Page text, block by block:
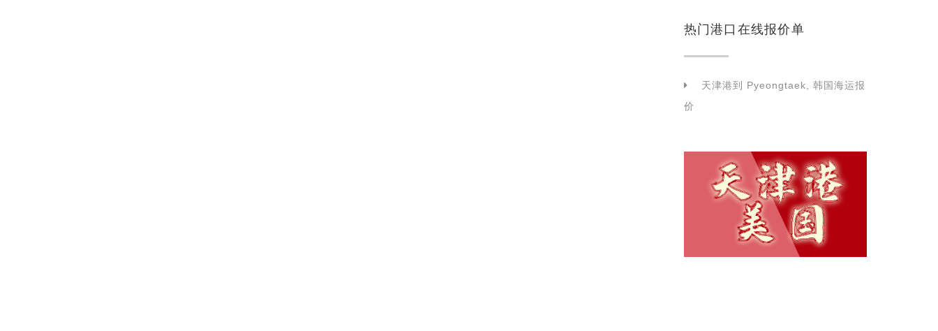
热门港口在线报价单
天津港到 Pyeongtaek, 韩国海运报
价